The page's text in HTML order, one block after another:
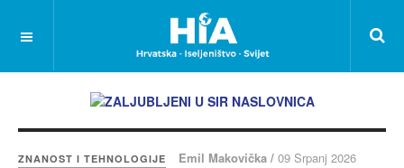
ZNANOST I TEHNOLOGIJE Emil Makovička / 09 Srpanj 2026